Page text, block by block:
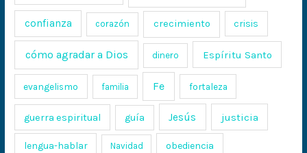
confianza corazón crecimiento crisis
cómo agradar a Dios dinero Espíritu Santo
evangelismo familia Fe fortaleza
guerra espiritual guía Jesús justicia
lengua-hablar Navidad obediencia